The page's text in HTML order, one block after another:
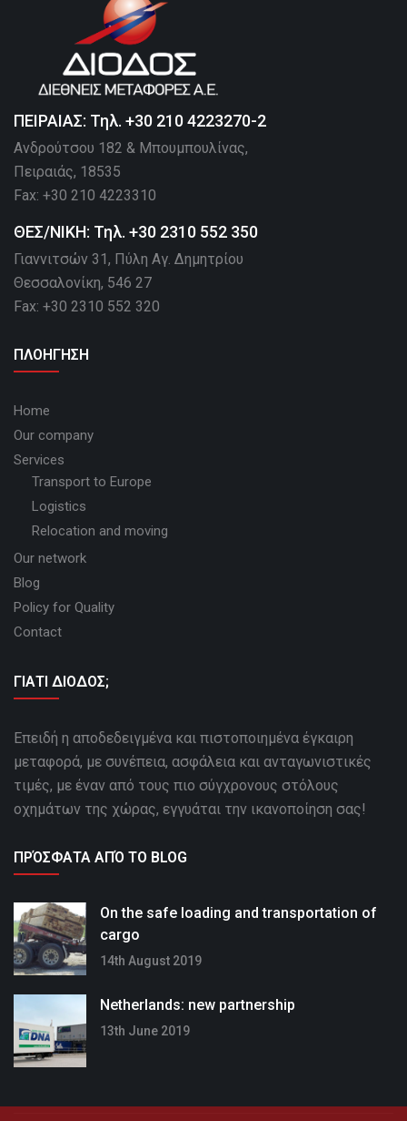
ΠΕΙΡΑΙΑΣ: Τηλ. +30 210 4223270-2
Ανδρούτσου 182 & Μπουμπουλίνας,
Πειραιάς, 18535
Fax: +30 210 4223310
ΘΕΣ/ΝΙΚΗ: Τηλ. +30 2310 552 350
Γιαννιτσών 31, Πύλη Αγ. Δημητρίου
Θεσσαλονίκη, 546 27
Fax: +30 2310 552 320
ΠΛΟΗΓΗΣΗ
Home
Our company
Services
Transport to Europe
Logistics
Relocation and moving
Our network
Blog
Policy for Quality
Contact
ΓΙΑΤΙ ΔΙΟΔΟΣ;
Επειδή η αποδεδειγμένα και πιστοποιημένα έγκαιρη
μεταφορά, με συνέπεια, ασφάλεια και ανταγωνιστικές
τιμές, με έναν από τους πιο σύγχρονους στόλους
οχημάτων της χώρας, εγγυάται την ικανοποίηση σας!
ΠΡΌΣΦΑΤΑ ΑΠΌ ΤΟ BLOG
On the safe loading and transportation of
cargo
14th August 2019
Netherlands: new partnership
13th June 2019